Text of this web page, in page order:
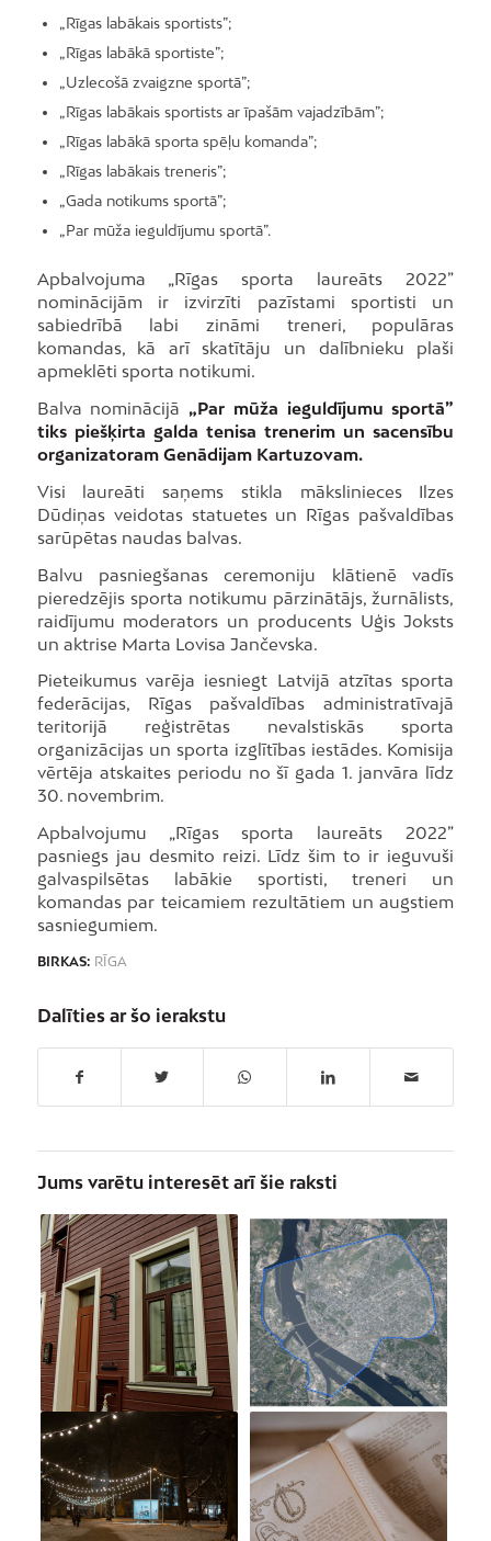
„Rīgas labākais sportists”;
„Rīgas labākā sportiste”;
„Uzlecošā zvaigzne sportā”;
„Rīgas labākais sportists ar īpašām vajadzībām”;
„Rīgas labākā sporta spēļu komanda”;
„Rīgas labākais treneris”;
„Gada notikums sportā”;
„Par mūža ieguldījumu sportā”.
Apbalvojuma „Rīgas sporta laureāts 2022”
nominācijām ir izvirzīti pazīstami sportisti un
sabiedrībā labi zināmi treneri, populāras
komandas, kā arī skatītāju un dalībnieku plaši
apmeklēti sporta notikumi.
Balva nominācijā„Par mūža ieguldījumu sportā”
tiks piešķirta galda tenisa trenerim un sacensību
organizatoram Genādijam Kartuzovam.
Visi laureāti saņems stikla mākslinieces Ilzes
Dūdiņas veidotas statuetes un Rīgas pašvaldības
sarūpētas naudas balvas.
Balvu pasniegšanas ceremoniju klātienē vadīs
pieredzējis sporta notikumu pārzinātājs, žurnālists,
raidījumu moderators un producents Uģis Joksts
un aktrise Marta Lovisa Jančevska.
Pieteikumus varēja iesniegt Latvijā atzītas sporta
federācijas, Rīgas pašvaldības administratīvajā
teritorijā reģistrētas nevalstiskās sporta
organizācijas un sporta izglītības iestādes. Komisija
vērtēja atskaites periodu no šī gada 1. janvāra līdz
30. novembrim.
Apbalvojumu „Rīgas sporta laureāts 2022”
pasniegs jau desmito reizi. Līdz šim to ir ieguvuši
galvaspilsētas labākie sportisti, treneri un
komandas par teicamiem rezultātiem un augstiem
sasniegumiem.
BIRKAS: RĪGA
Dalīties ar šo ierakstu
Jums varētu interesēt arī šie raksti